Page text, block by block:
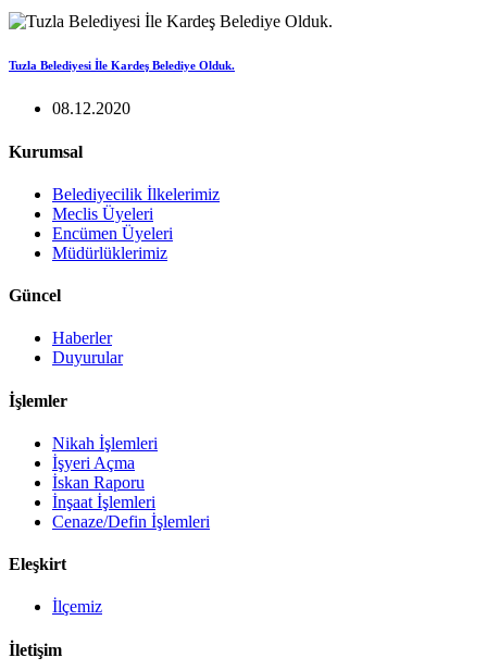
Tuzla Belediyesi İle Kardeş Belediye Olduk.
08.12.2020
Kurumsal
Belediyecilik İlkelerimiz
Meclis Üyeleri
Encümen Üyeleri
Müdürlüklerimiz
Güncel
Haberler
Duyurular
İşlemler
Nikah İşlemleri
İşyeri Açma
İskan Raporu
İnşaat İşlemleri
Cenaze/Defin İşlemleri
Eleşkirt
İlçemiz
İletişim